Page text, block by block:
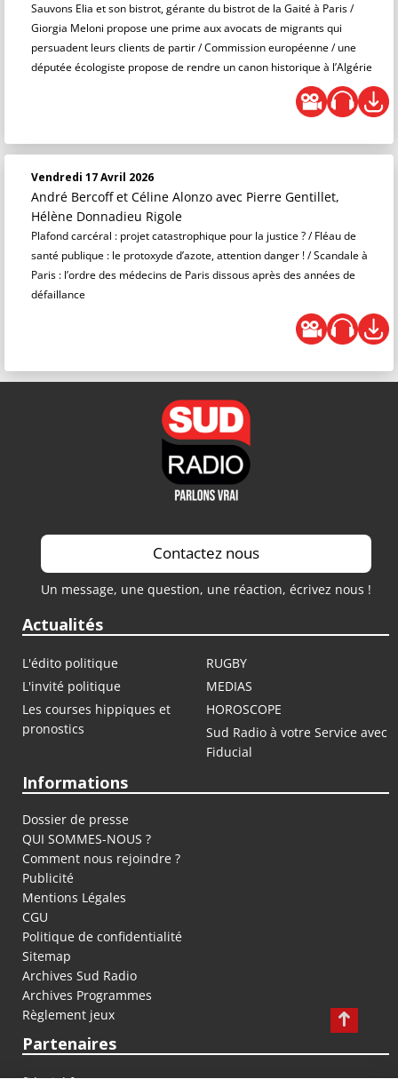
Sauvons Elia et son bistrot, gérante du bistrot de la Gaité à Paris /
Giorgia Meloni propose une prime aux avocats de migrants qui
persuadent leurs clients de partir / Commission européenne / une
députée écologiste propose de rendre un canon historique à l’Algérie
Vendredi 17 Avril 2026
André Bercoff et Céline Alonzo avec Pierre Gentillet,
Hélène Donnadieu Rigole
Plafond carcéral : projet catastrophique pour la justice ? / Fléau de
santé publique : le protoxyde d’azote, attention danger ! / Scandale à
Paris : l’ordre des médecins de Paris dissous après des années de
défaillance
Contactez nous
Un message, une question, une réaction, écrivez nous !
Actualités
L'édito politique
RUGBY
L'invité politique
MEDIAS
Les courses hippiques et
pronostics
HOROSCOPE
Sud Radio à votre Service avec
Fiducial
Informations
Dossier de presse
QUI SOMMES-NOUS ?
Comment nous rejoindre ?
Publicité
Mentions Légales
CGU
Politique de confidentialité
Sitemap
Archives Sud Radio
Archives Programmes
Règlement jeux
Partenaires